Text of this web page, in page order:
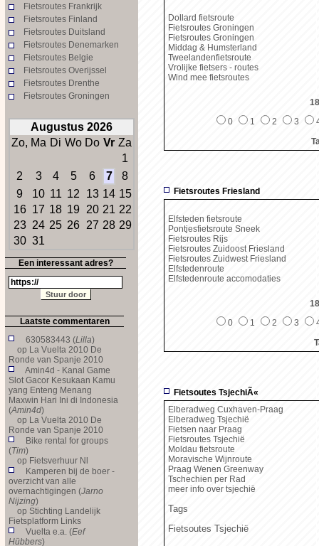
Fietsroutes Frankrijk
Fietsroutes Finland
Fietsroutes Duitsland
Fietsroutes Denemarken
Fietsroutes Belgie
Fietsroutes Overijssel
Fietsroutes Drenthe
Fietsroutes Groningen
Augustus 2026
Zo, Ma Di Wo Do Vr Za
1
2
3 4 5 6 7
8
9
10 11 12 13 14 15
16 17 18 19 20 21 22
23 24 25 26 27 28 29
30 31
Een interessant adres?
Laatste commentaren
630583443 (Lilla)
op La Vuelta 2010 De
Ronde van Spanje 2010
Amin4d - Kanal Game
Slot Gacor Kesukaan Kamu
yang Enteng Menang
Maxwin Hari Ini di Indonesia
(Amin4d)
op La Vuelta 2010 De
Ronde van Spanje 2010
Bike rental for groups
(Tim)
op Fietsverhuur Nl
Kamperen bij de boer -
overzicht van alle
overnachtigingen (Jarno
Nijzing)
op Stichting Landelijk
Fietsplatform Links
Vuelta e.a. (Eef
Hübbers)
Dollard fietsroute
Fietsroutes Groningen
Fietsroutes Groningen
Middag & Humsterland
Tweelandenfietsroute
Vrolijke fietsers - routes
Wind mee fietsroutes
0
1 2 3
Fietsroutes Friesland
Elfsteden fietsroute
Pontjesfietsroute Sneek
Fietsroutes Rijs
Fietsroutes Zuidoost Friesland
Fietsroutes Zuidwest Friesland
Elfstedenroute
Elfstedenroute accomodaties
0
1 2 3
Fietsoutes TsjechiÃ«
Elberadweg Cuxhaven-Praag
Elberadweg Tsjechië
Fietsen naar Praag
Fietsroutes Tsjechië
Moldau fietsroute
Moravische Wijnroute
Praag Wenen Greenway
Tschechien per Rad
meer info over tsjechië
Tags
Fietsoutes Tsjechië